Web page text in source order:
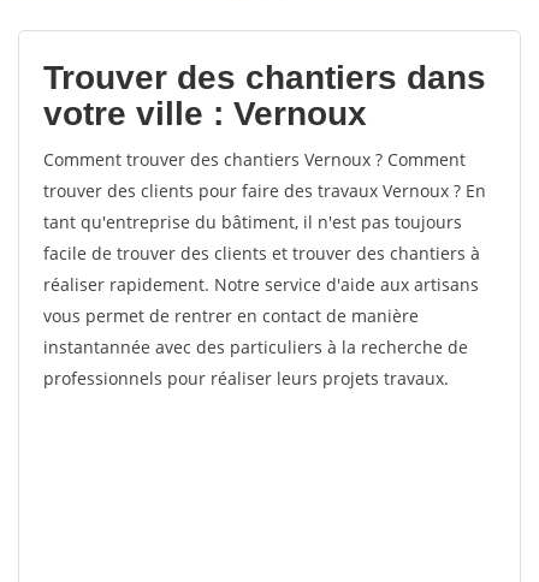
votes
Trouver des chantiers dans
votre ville : Vernoux
Comment trouver des chantiers Vernoux ? Comment
trouver des clients pour faire des travaux Vernoux ? En
tant qu'entreprise du bâtiment, il n'est pas toujours
facile de trouver des clients et trouver des chantiers à
réaliser rapidement. Notre service d'aide aux artisans
vous permet de rentrer en contact de manière
instantannée avec des particuliers à la recherche de
professionnels pour réaliser leurs projets travaux.